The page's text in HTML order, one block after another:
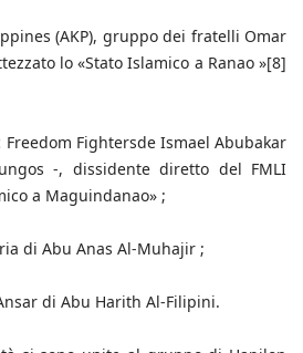
(AKP), gruppo dei fratelli Omar
lo «Stato Islamico a Ranao »[8]
Fightersde Ismael Abubakar
-, dissidente diretto del FMLI
a Maguindanao» ;
di Abu Anas Al-Muhajir ;
di Abu Harith Al-Filipini.